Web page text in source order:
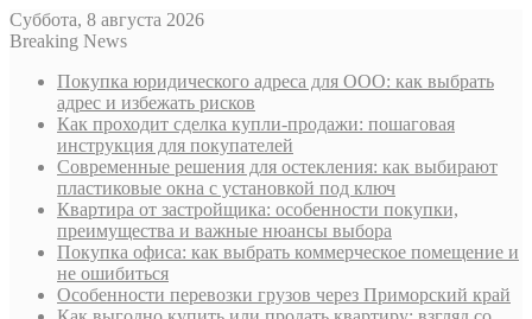
Суббота, 8 августа 2026
Breaking News
Покупка юридического адреса для ООО: как выбрать
адрес и избежать рисков
Как проходит сделка купли-продажи: пошаговая
инструкция для покупателей
Современные решения для остекления: как выбирают
пластиковые окна с установкой под ключ
Квартира от застройщика: особенности покупки,
преимущества и важные нюансы выбора
Покупка офиса: как выбрать коммерческое помещение и
не ошибиться
Особенности перевозки грузов через Приморский край